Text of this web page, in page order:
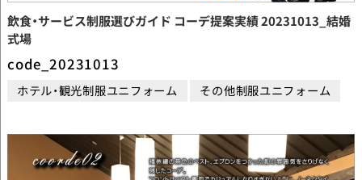
飲食・サービス制服選びガイド コーデ提案実績 20231013_結婚
式場
code_20231013
ホテル・観光制服ユニフォーム その他制服ユニフォーム